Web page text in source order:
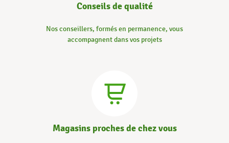
Conseils de qualité
Nos conseillers, formés en permanence, vous
accompagnent dans vos projets
Magasins proches de chez vous